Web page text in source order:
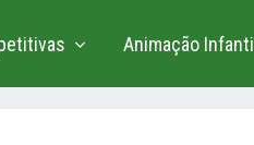
Animação Infantil